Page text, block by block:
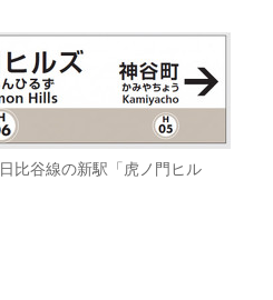
比谷線の新駅「虎ノ門ヒル